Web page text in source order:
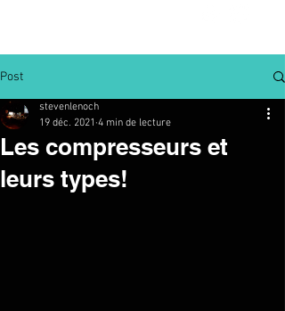
Post
Les compresseurs et
leurs types!
stevenlenoch
19 déc. 2021 4 min de lecture